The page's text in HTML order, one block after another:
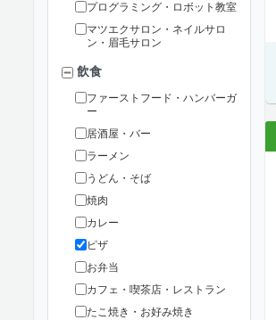
プログラミング・ロボット教室
マツエクサロン・ネイルサロ
ン・眉毛サロン
飲食
ファーストフード・ハンバーガ
ー
居酒屋・バー
ラーメン
うどん・そば
焼肉
カレー
ピザ
お弁当
カフェ・喫茶店・レストラン
たこ焼き・お好み焼き